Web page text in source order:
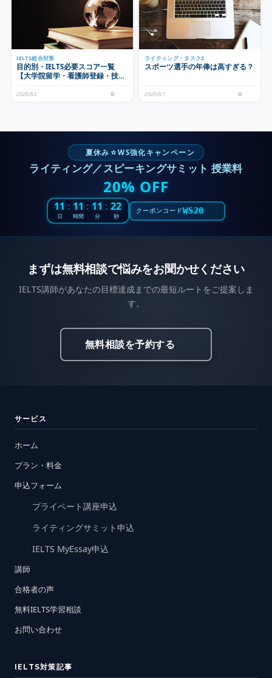
IELTS総合対策
目的別・IELTS必要スコア一覧
【大学院留学・看護師登録・技能
2026.8.2 0
ライティング・タスク2
スポーツ選手の年俸は高すぎる？
2026.8.7 0
夏休み☆WS強化キャンペーン
ライティング／スピーキングサミット 授業料
20% OFF
11
日
: 11
時間
: 11
分
: 20
秒
クーポンコードWS20
まずは無料相談で悩みをお聞かせください
IELTS講師があなたの目標達成までの最短ルートをご提案しま
す。
無料相談を予約する
サービス
ホーム
プラン・料金
申込フォーム
プライベート講座申込
ライティングサミット申込
IELTS MyEssay申込
講師
合格者の声
無料IELTS学習相談
お問い合わせ
IELTS対策記事